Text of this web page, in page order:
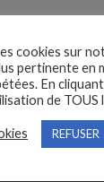
cookies sur
pertinente en
En
de TOUS
REFUSER